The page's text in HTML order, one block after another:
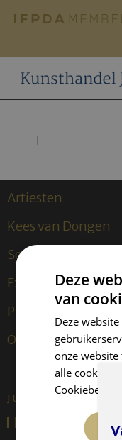
Artiesten
Kees van Dongen
Sculpturen
Exposities
Publicaties
Over ons
JUFFERMANS FINE
Deze
van
Deze
onze
alle cookies
Cookiebeleid.